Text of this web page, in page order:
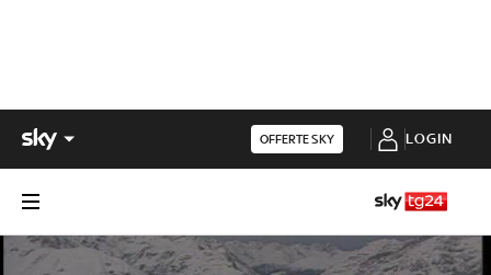
OFFERTE SKY LOGIN